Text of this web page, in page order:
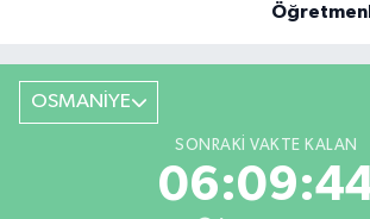
OSMANİYE
SONRAKI VAKTE KALAN